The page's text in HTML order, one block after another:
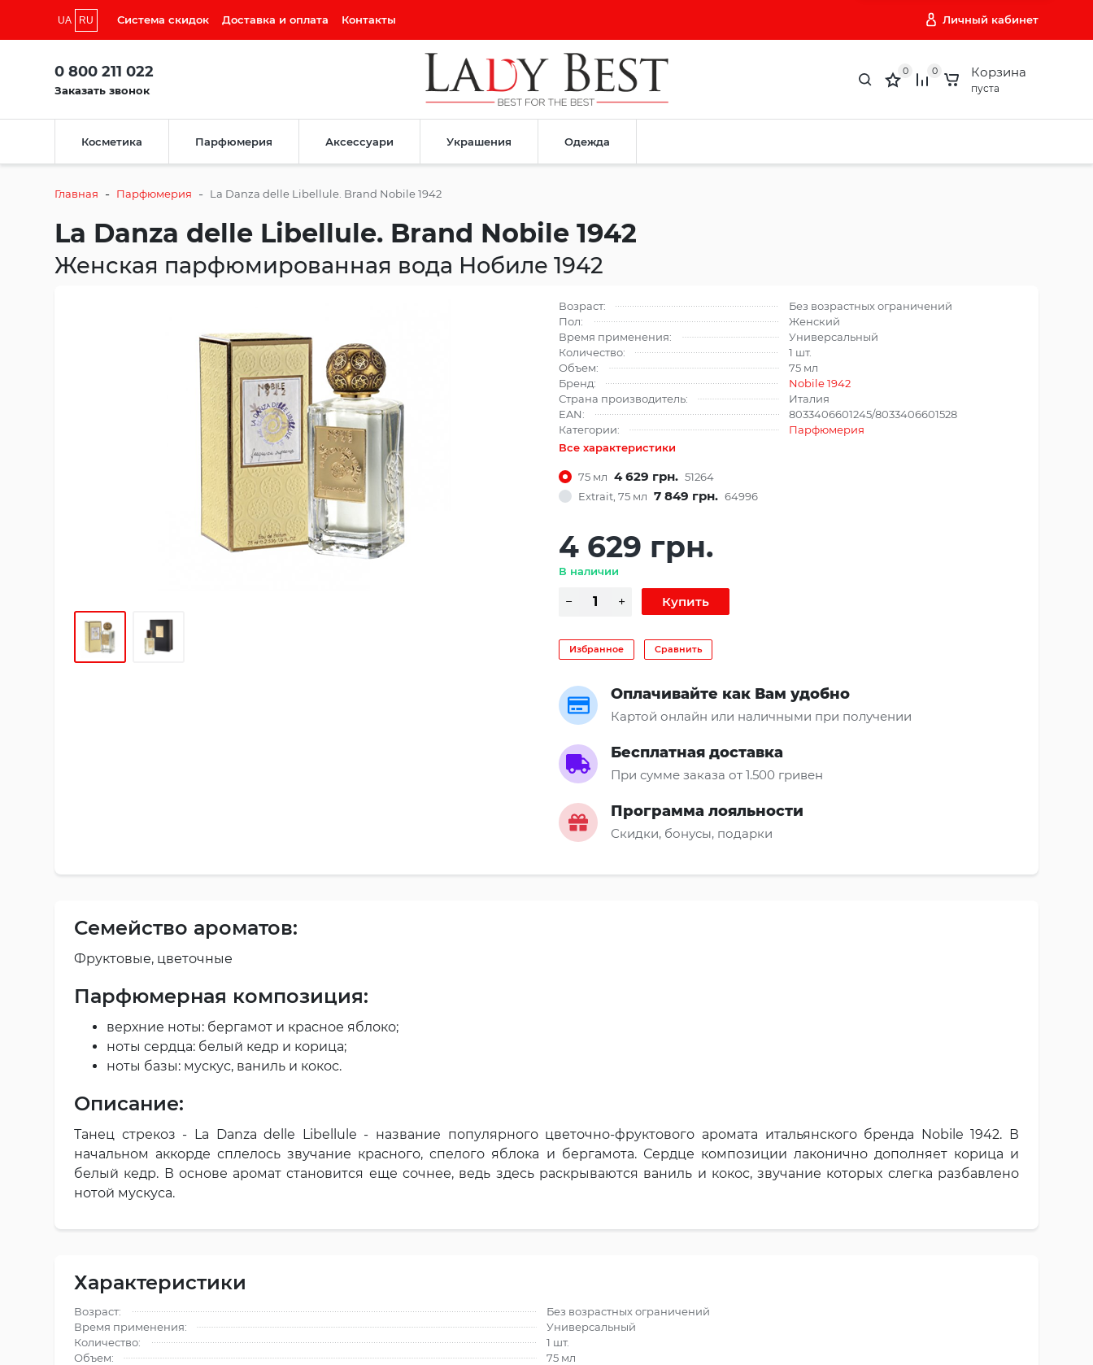
UA RU Система скидок Доставка и оплата Контакты Личный кабинет
0 800 211 022
Заказать звонок
0 0 Корзина
пуста
Косметика Парфюмерия Аксессуари Украшения Одежда
Главная - Парфюмерия - La Danza delle Libellule. Brand Nobile 1942
La Danza delle Libellule. Brand Nobile 1942
Женская парфюмированная вода Нобиле 1942
Возраст:
Без возрастных ограничений
Пол:
Женский
Время применения:
Универсальный
Количество:
1 шт.
Объем:
75 мл
Бренд:
Nobile 1942
Страна производитель:
Италия
EAN:
8033406601245/8033406601528
Категории:
Парфюмерия
Все характеристики
75 мл 4 629 грн. 51264
Extrait, 75 мл 7 849 грн. 64996
4 629 грн.
В наличии
Избранное Сравнить
Оплачивайте как Вам удобно
Картой онлайн или наличными при получении
Бесплатная доставка
При сумме заказа от 1.500 гривен
Программа лояльности
Скидки, бонусы, подарки
Семейство ароматов:
Фруктовые, цветочные
Парфюмерная композиция:
верхние ноты: бергамот и красное яблоко;
ноты сердца: белый кедр и корица;
ноты базы: мускус, ваниль и кокос.
Описание:
Танец стрекоз - La Danza delle Libellule - название популярного цветочно-фруктового аромата итальянского бренда Nobile 1942. В
начальном аккорде сплелось звучание красного, спелого яблока и бергамота. Сердце композиции лаконично дополняет корица и
белый кедр. В основе аромат становится еще сочнее, ведь здесь раскрываются ваниль и кокос, звучание которых слегка разбавлено
нотой мускуса.
Характеристики
Возраст:
Без возрастных ограничений
Время применения:
Универсальный
Количество:
1 шт.
Объем:
75 мл